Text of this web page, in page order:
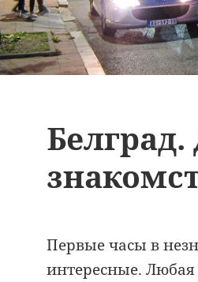
Первые часы в
интересные. Любая